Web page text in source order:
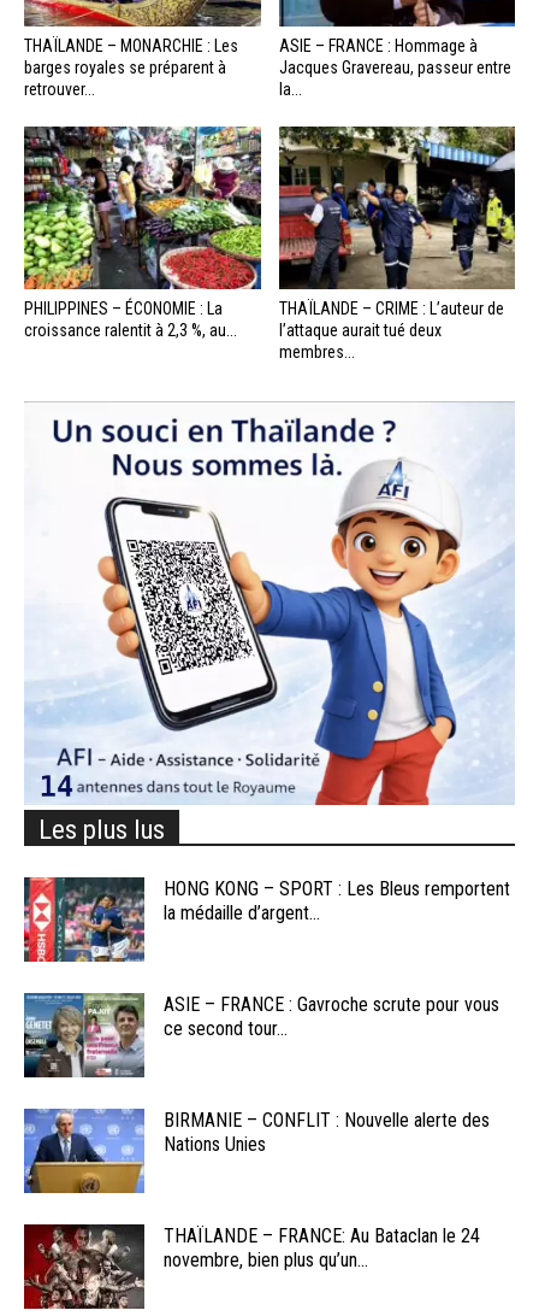
THAÏLANDE – MONARCHIE : Les
barges royales se préparent à
retrouver...
ASIE – FRANCE : Hommage à
Jacques Gravereau, passeur entre
la...
PHILIPPINES – ÉCONOMIE : La
croissance ralentit à 2,3 %, au...
THAÏLANDE – CRIME : L’auteur de
l’attaque aurait tué deux
membres...
Les plus lus
HONG KONG – SPORT : Les Bleus remportent
la médaille d’argent...
ASIE – FRANCE : Gavroche scrute pour vous
ce second tour...
BIRMANIE – CONFLIT : Nouvelle alerte des
Nations Unies
THAÏLANDE – FRANCE: Au Bataclan le 24
novembre, bien plus qu’un...